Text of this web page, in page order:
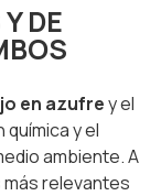
DE
en azufrey el
y el
ambiente. A
relevantes